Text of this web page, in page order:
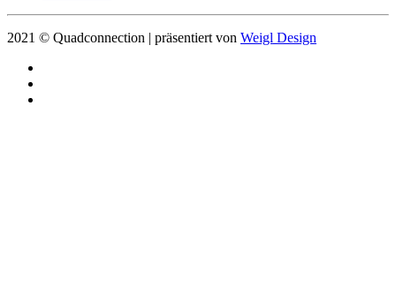
2021 © Quadconnection | präsentiert von Weigl Design